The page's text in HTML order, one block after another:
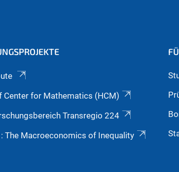
Center for Mathematics (HCM)
Transregio 224
The Macroeconomics of Inequality